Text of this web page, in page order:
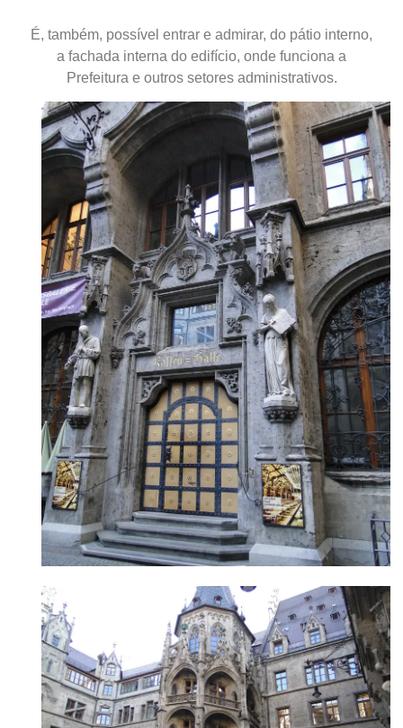
É, também, possível entrar e admirar, do pátio interno,
a fachada interna do edifício, onde funciona a
Prefeitura e outros setores administrativos.